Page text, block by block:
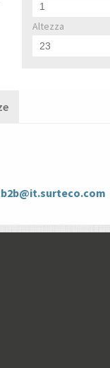
1
Altezza
23